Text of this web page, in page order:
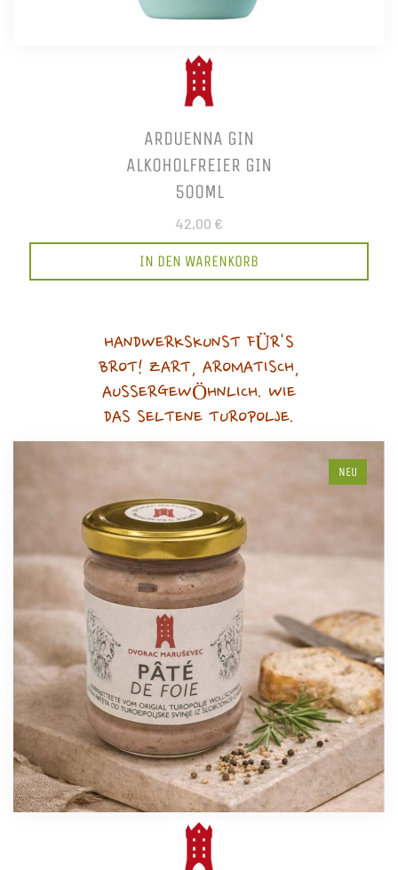
ARDUENNA GIN
ALKOHOLFREIER GIN
500ML
42,00 €
IN DEN WARENKORB
HANDWERKSKUNST FÜR'S
BROT! ZART, AROMATISCH,
AUSSERGEWÖHNLICH. WIE
DAS SELTENE TUROPOLJE.
NEU